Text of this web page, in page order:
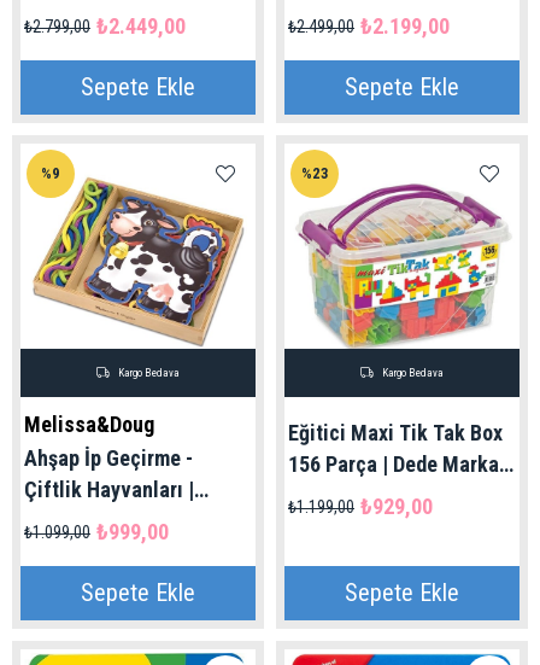
₺2.449,00
₺2.799,00
Sepete Ekle
3+ Yaş
₺2.199,00
₺2.499,00
Sepete Ekle
Melissa&Doug
Ahşap İp Geçirme -
Çiftlik Hayvanları |
Melissa&Doug 3+ Yaş
₺999,00
₺1.099,00
Sepete Ekle
%9
Kargo Bedava
Eğitici Maxi Tik Tak Box
156 Parça | Dede Marka
3+ Yaş
₺929,00
₺1.199,00
Sepete Ekle
%23
Kargo Bedava